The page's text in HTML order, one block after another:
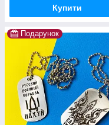
Купити
Подарунок